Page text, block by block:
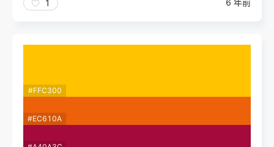
1 6 年前
#FFC300
#EC610A